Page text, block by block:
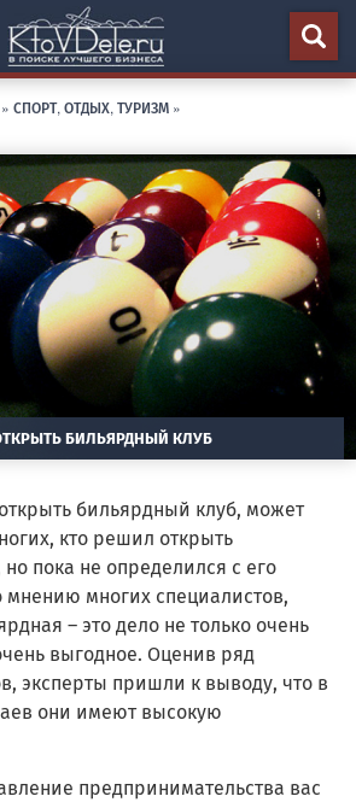
» СПОРТ, ОТДЫХ, ТУРИЗМ »
БИЛЬЯРДНЫЙ КЛУБ
бильярдный клуб, может
кто решил открыть
но пока не определился с его
многих специалистов,
– это дело не только очень
выгодное. Оценив ряд
эксперты пришли к выводу, что в
они имеют высокую
предпринимательства вас